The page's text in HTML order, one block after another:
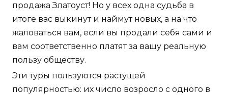
продажа Златоуст! Но у всех одна судьба в
итоге вас выкинут и наймут новых, а на что
жаловаться вам, если вы продали себя сами и
вам соответственно платят за вашу реальную
пользу обществу.
Эти туры пользуются растущей
популярностью: их число возросло с одного в